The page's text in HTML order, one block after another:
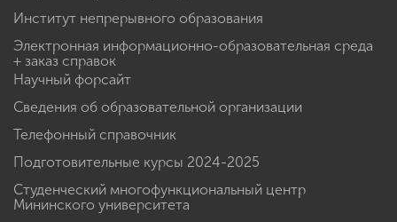
Институт непрерывного образования
Электронная информационно-образовательная среда
+ заказ справок
Научный форсайт
Сведения об образовательной организации
Телефонный справочник
Подготовительные курсы 2024-2025
Студенческий многофункциональный центр
Мининского университета